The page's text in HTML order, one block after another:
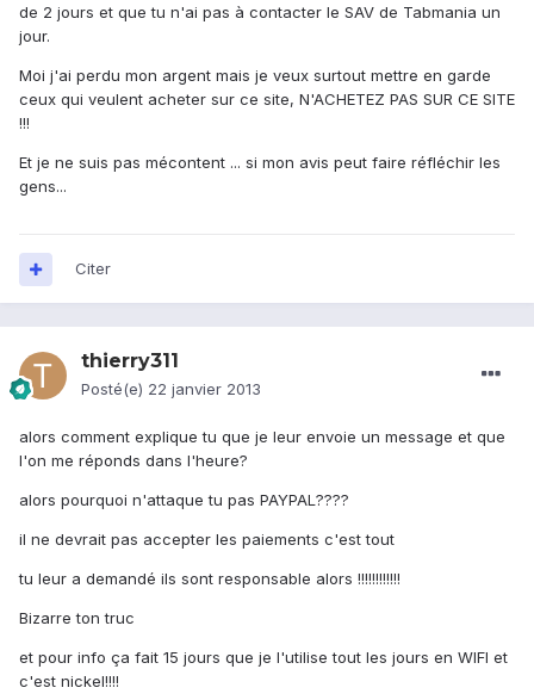
de 2 jours et que tu n'ai pas à contacter le SAV de Tabmania un
jour.
Moi j'ai perdu mon argent mais je veux surtout mettre en garde
ceux qui veulent acheter sur ce site, N'ACHETEZ PAS SUR CE SITE
!!!
Et je ne suis pas mécontent ... si mon avis peut faire réfléchir les
gens...
Citer
thierry311
Posté(e) 22 janvier 2013
alors comment explique tu que je leur envoie un message et que
l'on me réponds dans l'heure?
alors pourquoi n'attaque tu pas PAYPAL????
il ne devrait pas accepter les paiements c'est tout
tu leur a demandé ils sont responsable alors !!!!!!!!!!!!
Bizarre ton truc
et pour info ça fait 15 jours que je l'utilise tout les jours en WIFI et
c'est nickel!!!!